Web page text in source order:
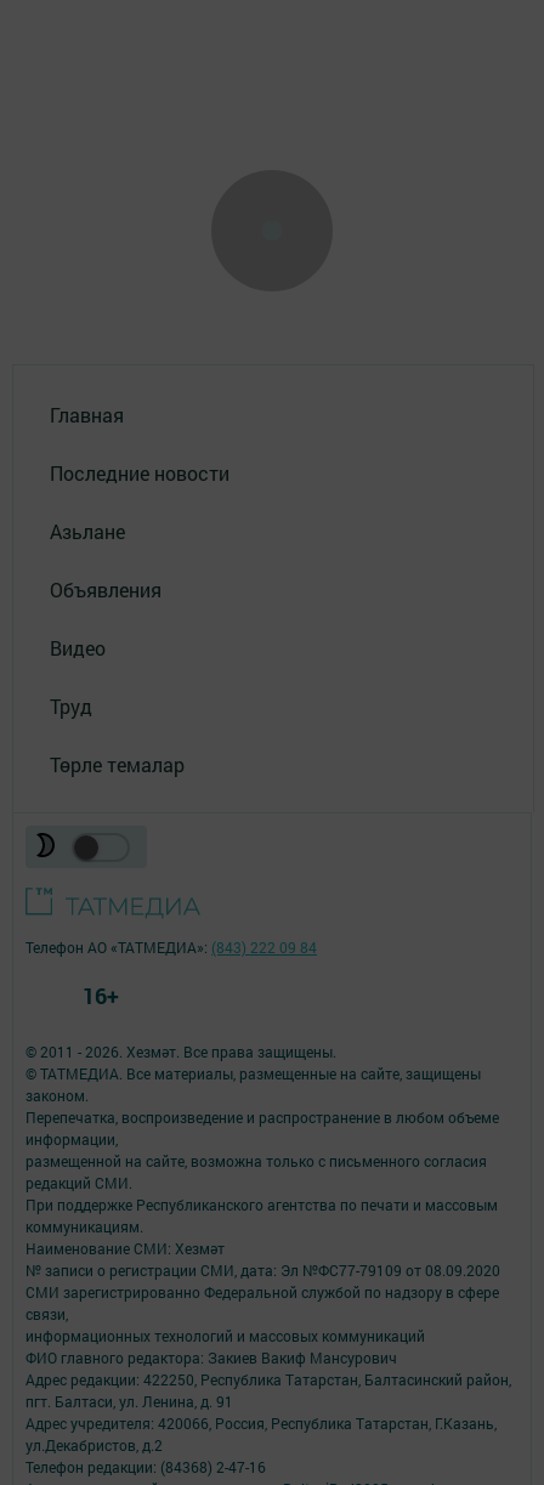
Главная
Последние новости
Азьлане
Объявления
Видео
Труд
Төрле темалар
© 2011 - 2026. Хезмәт. Все права защищены.
© ТАТМЕДИА. Все материалы, размещенные на сайте, защищены
законом.
Перепечатка, воспроизведение и распространение в любом объеме
информации,
размещенной на сайте, возможна только с письменного согласия
редакций СМИ.
При поддержке Республиканского агентства по печати и массовым
коммуникациям.
Наименование СМИ: Хезмәт
№ записи о регистрации СМИ, дата: Эл №ФС77-79109 от 08.09.2020
СМИ зарегистрированно Федеральной службой по надзору в сфере
связи,
информационных технологий и массовых коммуникаций
ФИО главного редактора: Закиев Вакиф Мансурович
Адрес редакции: 422250, Республика Татарстан, Балтасинский район,
пгт. Балтаси, ул. Ленина, д. 91
Адрес учредителя: 420066, Россия, Республика Татарстан, Г.Казань,
ул.Декабристов, д.2
Телефон редакции: (84368) 2-47-16
Телефон АО «ТАТМЕДИА»: (843) 222 09 84
16+